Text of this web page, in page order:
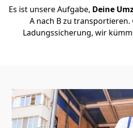
Es ist unsere Aufgabe, Deine
A nach B zu
Ladungssicherung, wir